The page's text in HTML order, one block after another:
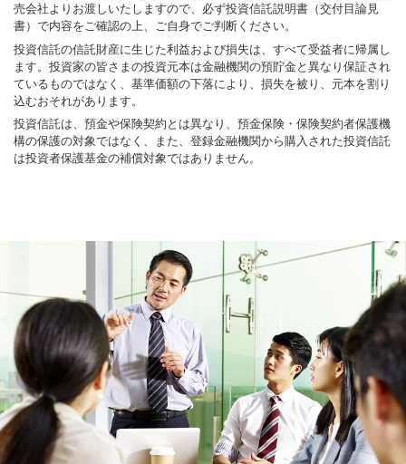
売会社よりお渡しいたしますので、必ず投資信託説明書（交付目論見
書）で内容をご確認の上、ご自身でご判断ください。
投資信託の信託財産に生じた利益および損失は、すべて受益者に帰属し
ます。投資家の皆さまの投資元本は金融機関の預貯金と異なり保証され
ているものではなく、基準価額の下落により、損失を被り、元本を割り
込むおそれがあります。
投資信託は、預金や保険契約とは異なり、預金保険・保険契約者保護機
構の保護の対象ではなく、また、登録金融機関から購入された投資信託
は投資者保護基金の補償対象ではありません。